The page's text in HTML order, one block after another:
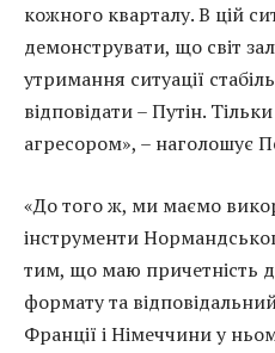
кожного кварталу. В цій
демонструвати, що світ
утримання ситуації
відповідати – Путін.
агресором», – наголошує
«До того ж, ми маємо
інструменти
тим, що маю причетність
формату та
Франції і Німеччини у